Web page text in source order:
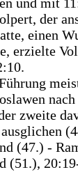
der
einen
erzielte
zweite
(47.) -
(51.),